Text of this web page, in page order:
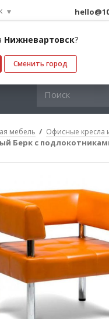
Нижневартовск?
Сменить город
мебель Офисные кресла
Берк с